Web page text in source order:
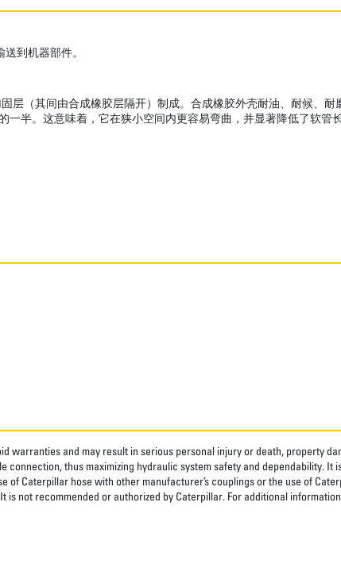
到机器部件。
（其间由合成橡胶层隔开）制成。合成橡胶外壳耐油、耐候、耐磨
一半。这意味着，它在狭小空间内更容易弯曲，并显著降低了软
warranties and may result in serious personal injury or death, property
connection, thus maximizing hydraulic system safety and dependability.
Caterpillar hose with other manufacturer’s couplings or the use of
not recommended or authorized by Caterpillar. For additional information